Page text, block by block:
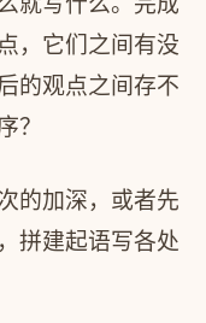
，它们之间有没
的观点之间存不
？
的加深，或者先
拼建起语写各处